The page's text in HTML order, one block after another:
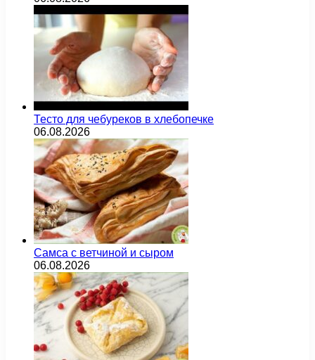
Тесто для чебуреков в хлебопечке
06.08.2026
Самса с ветчиной и сыром
06.08.2026